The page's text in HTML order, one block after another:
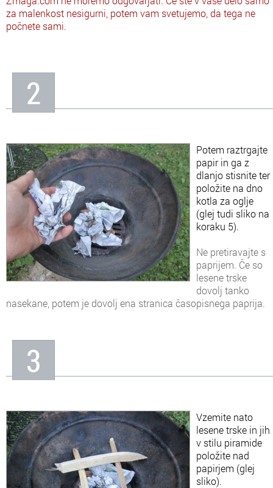
zelo uporaben. V tej
lekciji vas bom naučil,
za malenkost nesigurni, potem vam svetujemo, da tega ne
počnete sami.
2
Potem raztrgajte
papir in ga z
dlanjo stisnite ter
položite na dno
kotla za oglje
(glej tudi sliko na
koraku 5).
Ne pretiravajte s
paprijem. Če so
lesene trske
dovolj tanko
nasekane, potem je dovolj ena stranica časopisnega paprija.
3
Vzemite nato
lesene trske in jih
v stilu piramide
položite nad
papirjem (glej
sliko).